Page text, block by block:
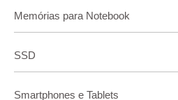
Memórias para Notebook
SSD
Smartphones e Tablets